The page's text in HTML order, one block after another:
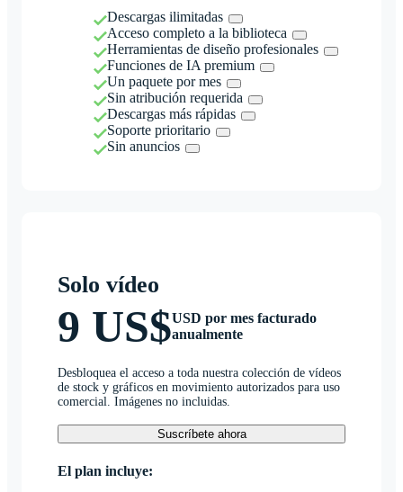
Descargas ilimitadas
Acceso completo a la biblioteca
Herramientas de diseño profesionales
Funciones de IA premium
Un paquete por mes
Sin atribución requerida
Descargas más rápidas
Soporte prioritario
Sin anuncios
Solo vídeo
9 US$USD por mes facturado
anualmente
Desbloquea el acceso a toda nuestra colección de vídeos
de stock y gráficos en movimiento autorizados para uso
comercial. Imágenes no incluidas.
Suscríbete ahora
El plan incluye: